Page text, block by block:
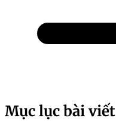
Mục lục bài viết